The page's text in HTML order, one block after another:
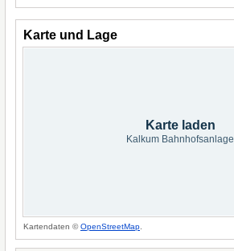
Karte und Lage
Karte laden
Kalkum Bahnhofsanlage
Kartendaten ©OpenStreetMap